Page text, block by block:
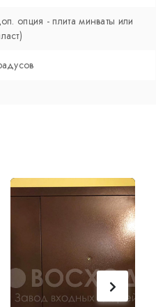
опция - плита минваты или